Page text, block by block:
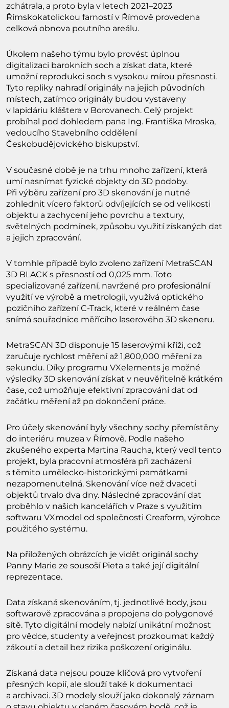
zchátrala, a proto byla v letech 2021–2023
Římskokatolickou farností v Římově provedena
celková obnova poutního areálu.
Úkolem našeho týmu bylo provést úplnou
digitalizaci barokních soch a získat data, které
umožní reprodukci soch s vysokou mírou přesnosti.
Tyto repliky nahradí originály na jejich původních
místech, zatímco originály budou vystaveny
v lapidáriu kláštera v Borovanech. Celý projekt
probíhal pod dohledem pana Ing. Františka Mroska,
vedoucího Stavebního oddělení
Českobudějovického biskupství.
V současné době je na trhu mnoho zařízení, která
umí nasnímat fyzické objekty do 3D podoby.
Při výběru zařízení pro 3D skenování je nutné
zohlednit vícero faktorů odvíjejících se od velikosti
objektu a zachycení jeho povrchu a textury,
světelných podmínek, způsobu využití získaných dat
a jejich zpracování.
V tomhle případě bylo zvoleno zařízení MetraSCAN
3D BLACK s přesností od 0,025 mm. Toto
specializované zařízení, navržené pro profesionální
využití ve výrobě a metrologii, využívá optického
pozičního zařízení C-Track, které v reálném čase
snímá souřadnice měřícího laserového 3D skeneru.
MetraSCAN 3D disponuje 15 laserovými kříži, což
zaručuje rychlost měření až 1,800,000 měření za
sekundu. Díky programu VXelements je možné
výsledky 3D skenování získat v neuvěřitelně krátkém
čase, což umožňuje efektivní zpracování dat od
začátku měření až po dokončení práce.
Pro účely skenování byly všechny sochy přemístěny
do interiéru muzea v Římově. Podle našeho
zkušeného experta Martina Raucha, který vedl tento
projekt, byla pracovní atmosféra při zacházení
s těmito umělecko-historickými památkami
nezapomenutelná. Skenování více než dvaceti
objektů trvalo dva dny. Následné zpracování dat
proběhlo v našich kancelářích v Praze s využitím
softwaru VXmodel od společnosti Creaform, výrobce
použitého systému.
Na přiložených obrázcích je vidět originál sochy
Panny Marie ze sousoší Pieta a také její digitální
reprezentace.
Data získaná skenováním, tj. jednotlivé body, jsou
softwarově zpracována a propojena do polygonové
sítě. Tyto digitální modely nabízí unikátní možnost
pro vědce, studenty a veřejnost prozkoumat každý
zákoutí a detail bez rizika poškození originálu.
Získaná data nejsou pouze klíčová pro vytvoření
přesných kopií, ale slouží také k dokumentaci
a archivaci. 3D modely slouží jako dokonalý záznam